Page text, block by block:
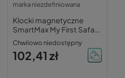
marka niezdefiniowana
Klocki magnetyczne
SmartMax My First Safari
Animals IUVI Games 18
szt.
Chwilowo niedostępny
102,41 zł